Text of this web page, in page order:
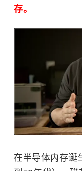
存。
在半导体内存诞